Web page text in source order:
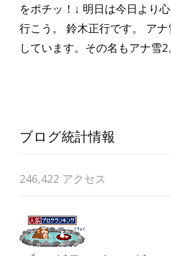
をポチッ！↓ 明日は今日より
行こう。 鈴木正行です。 ア
しています。その名もアナ雪
ブログ統計情報
246,422 アクセス